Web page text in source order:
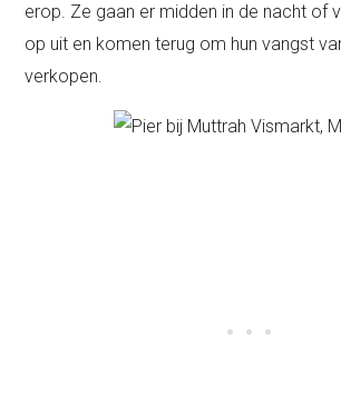
erop. Ze gaan er midden in de nacht of
op uit en komen terug om hun vangst
verkopen.